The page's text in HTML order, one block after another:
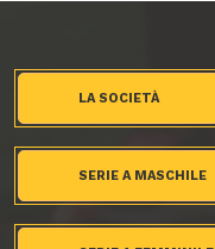
LA SOCIETÀ
SERIE A MASCHILE